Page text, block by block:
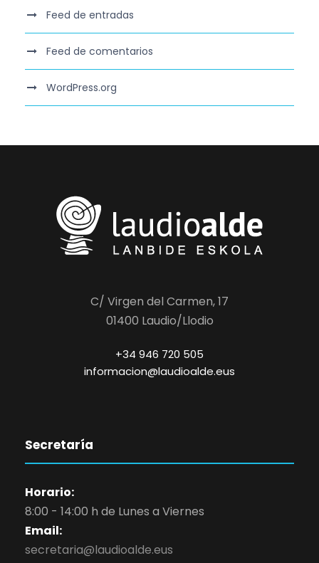
Feed de entradas
Feed de comentarios
WordPress.org
C/ Virgen del Carmen, 17
01400 Laudio/Llodio
+34 946 720 505
informacion@laudioalde.eus
Secretaría
Horario:
8:00 - 14:00 h de Lunes a Viernes
Email:
secretaria@laudioalde.eus